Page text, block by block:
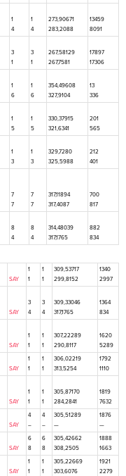
1
4
1
4
273,90671
283,2088
13459
8091
3
1
3
1
267,58129
267,7581
17897
17306
1
6
1
6
354,49608
327,9104
13
336
1
5
1
5
330,37915
321,6341
201
565
1
3
1
3
329,7280
325,5988
212
401
7
7
7
7
317,11894
317,4087
700
817
8
4
8
4
314,48039
317,1765
882
834
SAY
1
1
1
1
309,53717
299,8152
1340
2997
SAY
3
4
3
4
309,33046
317,1765
1364
834
SAY
1
1
1
1
307,22289
290,8117
1620
5289
SAY
1
1
1
1
306,02219
313,5254
1792
1110
SAY
1
1
1
1
305,87170
284,2841
1819
7632
SAY
4
–
4
–
305,51289
—
1876
—
SAY
6
8
6
8
305,42662
308,2505
1888
1663
SAY
1
1
1
1
305,22669
303,6076
1921
2279